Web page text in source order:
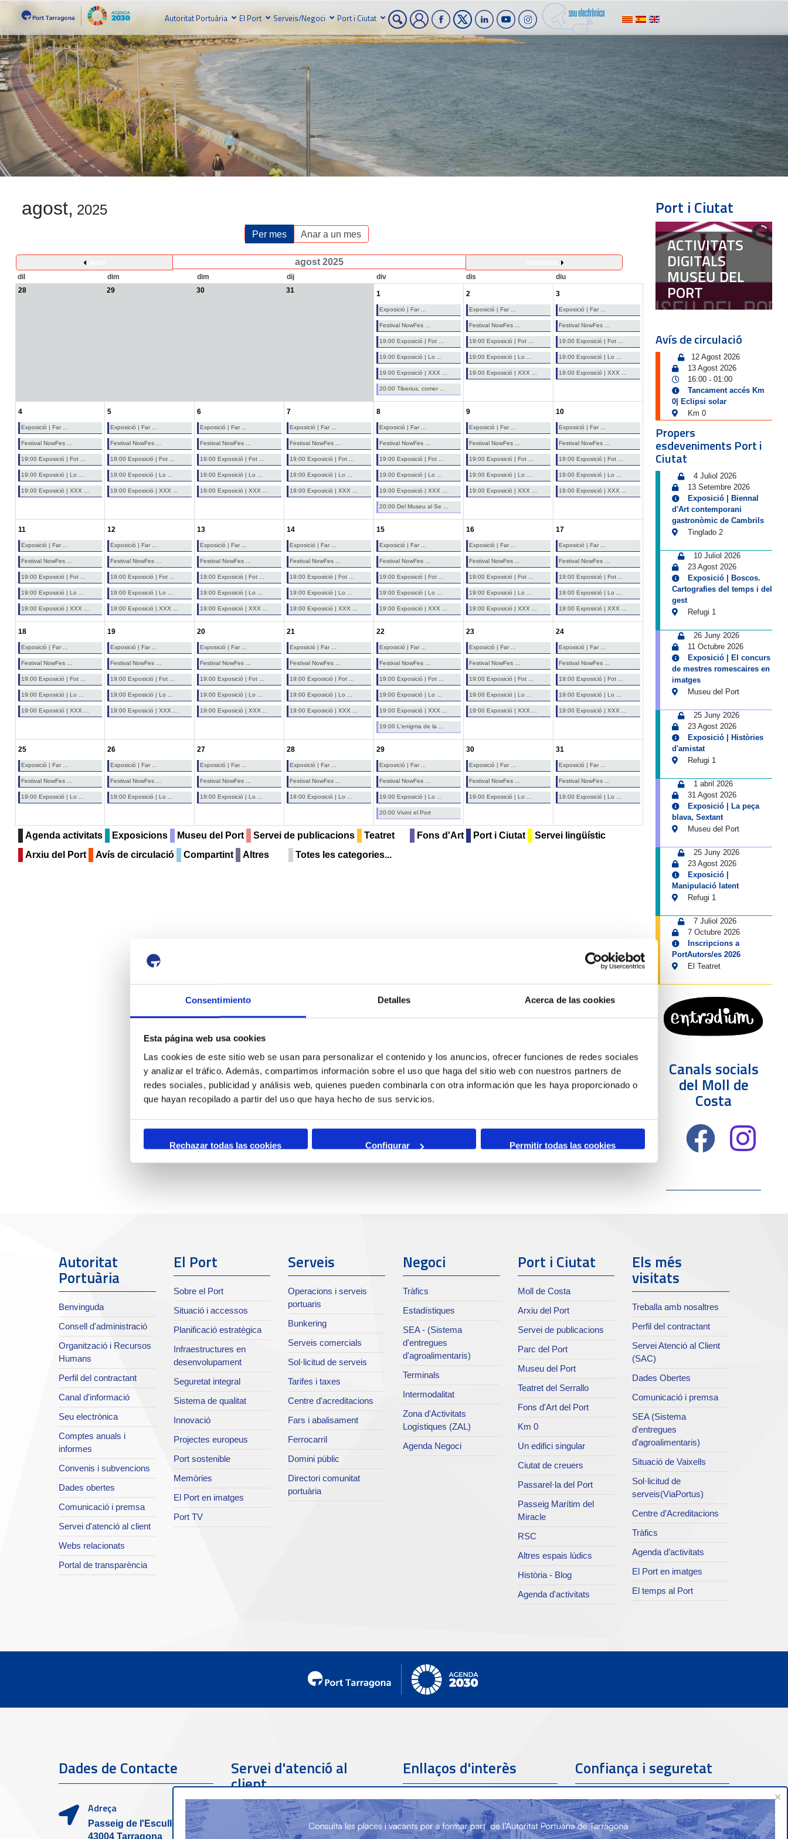
Consentimiento Detalles Acerca de las cookies
Esta página web usa cookies
Las cookies de este sitio web se usan para personalizar el contenido y los anuncios, ofrecer funciones de redes sociales
y analizar el tráfico. Además, compartimos información sobre el uso que haga del sitio web con nuestros partners de
redes sociales, publicidad y análisis web, quienes pueden combinarla con otra información que les haya proporcionado o
que hayan recopilado a partir del uso que haya hecho de sus servicios.
Rechazar todas las cookies Configurar Permitir todas las cookies
Autoritat Portuària El Port Serveis/Negoci Port i Ciutat
agost, 2025
Per mes Anar a un mes
agost 2025
dil
dim dim dij div dis
diu
28
29 30 31 1
Exposició | Far ...
Festival NowFes ...
19:00 Exposició | Fot ...
19:00 Exposició | Lo ...
19:00 Exposició | XXX ...
20:00 Tiberius, comer ...
2
Exposició | Far ...
Festival NowFes ...
19:00 Exposició | Fot ...
19:00 Exposició | Lo ...
19:00 Exposició | XXX ...
3
Exposició | Far ...
Festival NowFes ...
19:00 Exposició | Fot ...
19:00 Exposició | Lo ...
19:00 Exposició | XXX ...
4
Exposició | Far ...
Festival NowFes ...
19:00 Exposició | Fot ...
19:00 Exposició | Lo ...
19:00 Exposició | XXX ...
5
Exposició | Far ...
Festival NowFes ...
19:00 Exposició | Fot ...
19:00 Exposició | Lo ...
19:00 Exposició | XXX ...
6
Exposició | Far ...
Festival NowFes ...
19:00 Exposició | Fot ...
19:00 Exposició | Lo ...
19:00 Exposició | XXX ...
7
Exposició | Far ...
Festival NowFes ...
19:00 Exposició | Fot ...
19:00 Exposició | Lo ...
19:00 Exposició | XXX ...
8
Exposició | Far ...
Festival NowFes ...
19:00 Exposició | Fot ...
19:00 Exposició | Lo ...
19:00 Exposició | XXX ...
20:00 Del Museu al Se ...
9
Exposició | Far ...
Festival NowFes ...
19:00 Exposició | Fot ...
19:00 Exposició | Lo ...
19:00 Exposició | XXX ...
10
Exposició | Far ...
Festival NowFes ...
19:00 Exposició | Fot ...
19:00 Exposició | Lo ...
19:00 Exposició | XXX ...
11
Exposició | Far ...
Festival NowFes ...
19:00 Exposició | Fot ...
19:00 Exposició | Lo ...
19:00 Exposició | XXX ...
12
Exposició | Far ...
Festival NowFes ...
19:00 Exposició | Fot ...
19:00 Exposició | Lo ...
19:00 Exposició | XXX ...
13
Exposició | Far ...
Festival NowFes ...
19:00 Exposició | Fot ...
19:00 Exposició | Lo ...
19:00 Exposició | XXX ...
14
Exposició | Far ...
Festival NowFes ...
19:00 Exposició | Fot ...
19:00 Exposició | Lo ...
19:00 Exposició | XXX ...
15
Exposició | Far ...
Festival NowFes ...
19:00 Exposició | Fot ...
19:00 Exposició | Lo ...
19:00 Exposició | XXX ...
16
Exposició | Far ...
Festival NowFes ...
19:00 Exposició | Fot ...
19:00 Exposició | Lo ...
19:00 Exposició | XXX ...
17
Exposició | Far ...
Festival NowFes ...
19:00 Exposició | Fot ...
19:00 Exposició | Lo ...
19:00 Exposició | XXX ...
18
Exposició | Far ...
Festival NowFes ...
19:00 Exposició | Fot ...
19:00 Exposició | Lo ...
19:00 Exposició | XXX ...
19
Exposició | Far ...
Festival NowFes ...
19:00 Exposició | Fot ...
19:00 Exposició | Lo ...
19:00 Exposició | XXX ...
20
Exposició | Far ...
Festival NowFes ...
19:00 Exposició | Fot ...
19:00 Exposició | Lo ...
19:00 Exposició | XXX ...
21
Exposició | Far ...
Festival NowFes ...
19:00 Exposició | Fot ...
19:00 Exposició | Lo ...
19:00 Exposició | XXX ...
22
Exposició | Far ...
Festival NowFes ...
19:00 Exposició | Fot ...
19:00 Exposició | Lo ...
19:00 Exposició | XXX ...
19:00 L'enigma de la ...
23
Exposició | Far ...
Festival NowFes ...
19:00 Exposició | Fot ...
19:00 Exposició | Lo ...
19:00 Exposició | XXX ...
24
Exposició | Far ...
Festival NowFes ...
19:00 Exposició | Fot ...
19:00 Exposició | Lo ...
19:00 Exposició | XXX ...
25
Exposició | Far ...
Festival NowFes ...
19:00 Exposició | Lo ...
26
Exposició | Far ...
Festival NowFes ...
19:00 Exposició | Lo ...
27
Exposició | Far ...
Festival NowFes ...
19:00 Exposició | Lo ...
28
Exposició | Far ...
Festival NowFes ...
19:00 Exposició | Lo ...
29
Exposició | Far ...
Festival NowFes ...
19:00 Exposició | Lo ...
20:00 Vivint el Port
30
Exposició | Far ...
Festival NowFes ...
19:00 Exposició | Lo ...
31
Exposició | Far ...
Festival NowFes ...
19:00 Exposició | Lo ...
Agenda activitats Exposicions Museu del Port Servei de publicacions Teatret Fons d'Art Port i Ciutat
Servei lingüístic
Arxiu del Port
Avís de circulació Compartint Altres Totes les categories...
Port i Ciutat
ACTIVITATS
DIGITALS
MUSEU DEL
PORT
Avís de circulació
12 Agost 2026
13 Agost 2026
16:00- 01:00
Tancament accés Km
0| Eclipsi solar
Km 0
Propers
esdeveniments Port i
Ciutat
4 Juliol 2026
13 Setembre 2026
Exposició | Biennal
d'Art contemporani
gastronòmic de Cambrils
Tinglado 2
10 Juliol 2026
23 Agost 2026
Exposició | Boscos.
Cartografies del temps i del
gest
Refugi 1
26 Juny 2026
11 Octubre 2026
Exposició | El concurs
de mestres romescaires en
imatges
Museu del Port
25 Juny 2026
23 Agost 2026
Exposició | Històries
d'amistat
Refugi 1
1 abril 2026
31 Agost 2026
Exposició | La peça
blava, Sextant
Museu del Port
25 Juny 2026
23 Agost 2026
Exposició |
Manipulació latent
Refugi 1
7 Juliol 2026
7 Octubre 2026
Inscripcions a
PortAutors/es 2026
El Teatret
Canals socials
del Moll de
Costa
Autoritat
Portuària
Benvinguda
Consell d'administració
Organització i Recursos
Humans
Perfil del contractant
Canal d'informació
Seu electrònica
Comptes anuals i
informes
Convenis i subvencions
Dades obertes
Comunicació i premsa
Servei d'atenció al client
Webs relacionats
Portal de transparència
El Port
Sobre el Port
Situació i accessos
Planificació estratègica
Infraestructures en
desenvolupament
Seguretat integral
Sistema de qualitat
Innovació
Projectes europeus
Port sostenible
Memòries
El Port en imatges
Port TV
Serveis
Operacions i serveis
portuaris
Bunkering
Serveis comercials
Sol·licitud de serveis
Tarifes i taxes
Centre d'acreditacions
Fars i abalisament
Ferrocarril
Domini públic
Directori comunitat
portuària
Negoci
Tràfics
Estadístiques
SEA - (Sistema
d'entregues
d'agroalimentaris)
Terminals
Intermodalitat
Zona d'Activitats
Logístiques (ZAL)
Agenda Negoci
Port i Ciutat
Moll de Costa
Arxiu del Port
Servei de publicacions
Parc del Port
Museu del Port
Teatret del Serrallo
Fons d'Art del Port
Km 0
Un edifici singular
Ciutat de creuers
Passarel·la del Port
Passeig Marítim del
Miracle
RSC
Altres espais lúdics
Història - Blog
Agenda d'activitats
Els més
visitats
Treballa amb nosaltres
Perfil del contractant
Servei Atenció al Client
(SAC)
Dades Obertes
Comunicació i premsa
SEA (Sistema
d'entregues
d'agroalimentaris)
Situació de Vaixells
Sol·licitud de
serveis(ViaPortus)
Centre d’Acreditacions
Tràfics
Agenda d’activitats
El Port en imatges
El temps al Port
Dades de Contacte
Adreça
Passeig de l'Escullera s/n,
43004 Tarragona
Servei d'atenció al
client
Telèfon de contacte
Enllaços d'interès Confiança i seguretat
×